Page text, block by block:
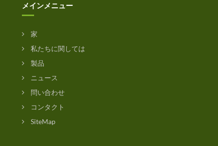
メインメニュー
家
私たちに関しては
製品
ニュース
問い合わせ
コンタクト
SiteMap